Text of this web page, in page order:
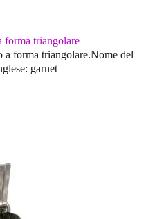
forma triangolare
a forma triangolare.Nome del
garnet